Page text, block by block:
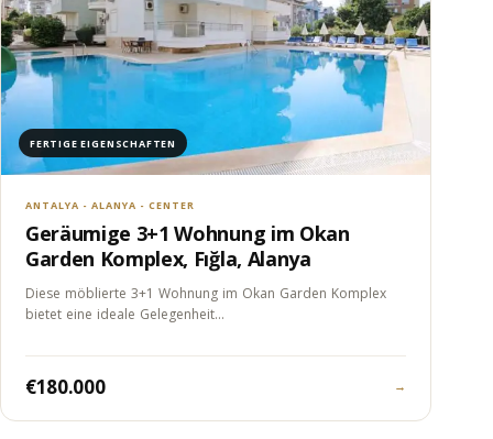
FERTIGE EIGENSCHAFTEN
ANTALYA - ALANYA - CENTER
Geräumige 3+1 Wohnung im Okan
Garden Komplex, Fığla, Alanya
Diese möblierte 3+1 Wohnung im Okan Garden Komplex
bietet eine ideale Gelegenheit…
€180.000 →